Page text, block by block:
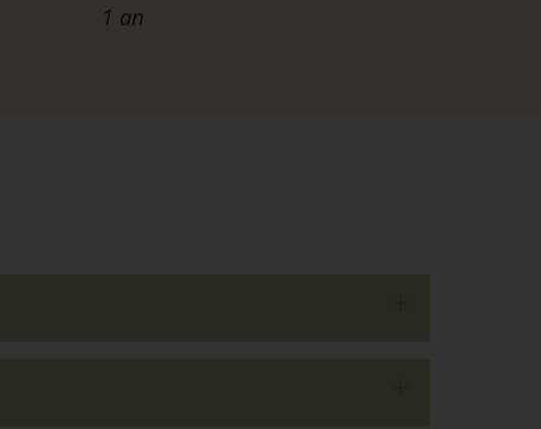
1 an